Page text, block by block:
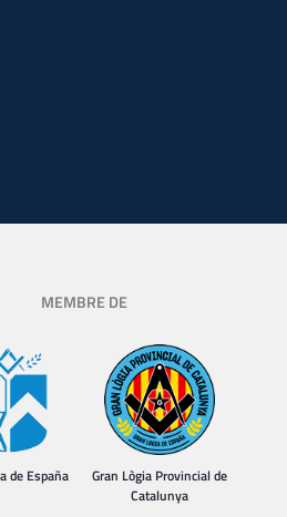
MEMBRE DE
de España
Gran Lògia Provincial de
Catalunya